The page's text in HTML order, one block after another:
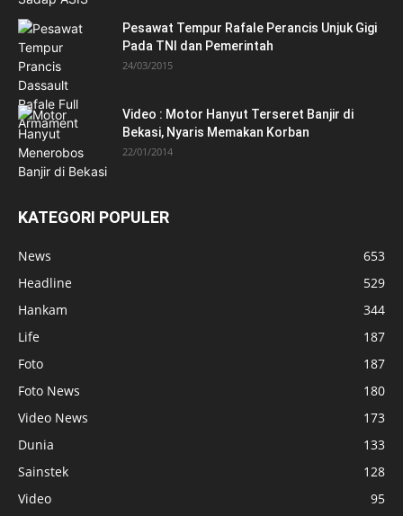
Pesawat Tempur Rafale Perancis Unjuk Gigi
Pada TNI dan Pemerintah
24/03/2015
Video : Motor Hanyut Terseret Banjir di
Bekasi, Nyaris Memakan Korban
22/01/2014
KATEGORI POPULER
News
653
Headline
529
Hankam
344
Life
187
Foto
187
Foto News
180
Video News
173
Dunia
133
Sainstek
128
Video
95